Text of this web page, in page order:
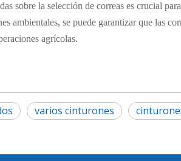
sobre la selección de correas es crucial
ambientales, se puede garantizar que las
agrícolas.
varios cinturones